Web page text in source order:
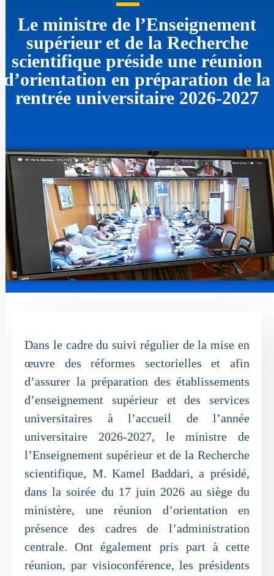
Le ministre de l’Enseignement
supérieur et de la Recherche
scientifique préside une réunion
d’orientation en préparation de la
rentrée universitaire 2026-2027
Dans le cadre du suivi régulier de la mise en
œuvre des réformes sectorielles et afin
d’assurer la préparation des établissements
d’enseignement supérieur et des services
universitaires à l’accueil de l’année
universitaire 2026-2027, le ministre de
l’Enseignement supérieur et de la Recherche
scientifique, M. Kamel Baddari, a présidé,
dans la soirée du 17 juin 2026 au siège du
ministère, une réunion d’orientation en
présence des cadres de l’administration
centrale. Ont également pris part à cette
réunion, par visioconférence, les présidents